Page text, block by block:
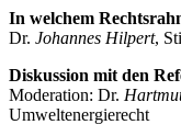
In welchem
Dr. Johannes Hilpert,
Diskussion mit den
Moderation: Dr.
Umweltenergierecht